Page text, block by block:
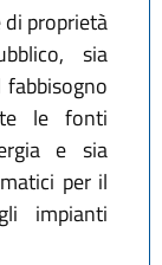
proprietà
sia
le fonti
e sia
per il
impianti